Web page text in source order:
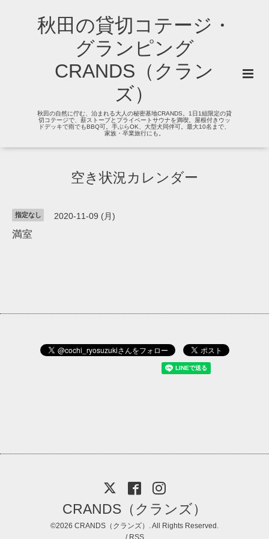
秋田の貸切コテージ・
グランピング
CRANDS（クラン
ズ）
秋田の自然に佇む、泊まれる大人の秘密基地CRANDS。1日1組限定の貸
切コテージで、薪ストーブとプライベートサウナを満喫。屋根付きウッ
ドデッキで雨でもBBQ可。手ぶらOK、大型犬同伴可。最大10名まで、
家族・卒業旅行にも。
空き状況カレンダー
指定なし 2020-11-09 (月)
満室
CRANDS（クランズ）
©2026 CRANDS（クランズ） . All Rights Reserved.
/ RSS